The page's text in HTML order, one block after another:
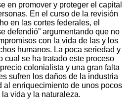
en promover y proteger el capital
En el curso de la revisión
en las cortes federales, el
defendió” argumentando que no
con la vida de las y los
humanos. La poca seriedad y
cual se ha tratado este proceso
colonialista y una gran falta
sufren los daños de la industria
al enriquecimiento de unos pocos
vida y la naturaleza.